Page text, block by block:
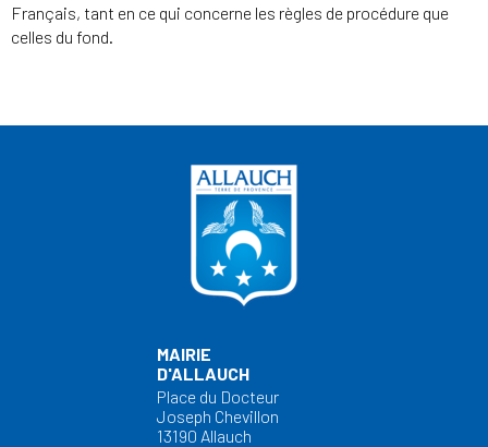
Français, tant en ce qui concerne les règles de procédure que
celles du fond.
MAIRIE
D'ALLAUCH
Place du Docteur
Joseph Chevillon
13190 Allauch